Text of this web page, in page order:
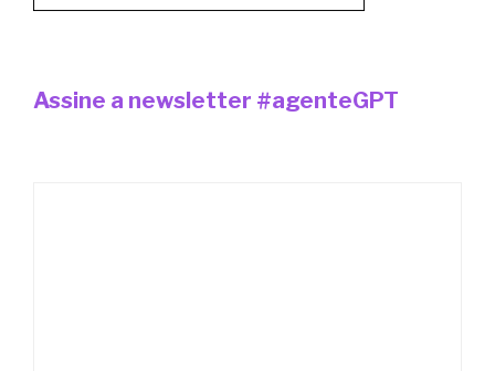
Assine a newsletter #agenteGPT